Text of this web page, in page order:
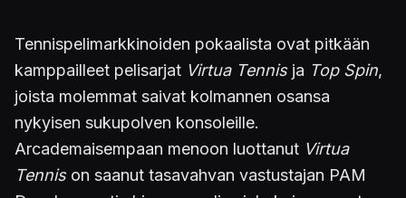
Tennispelimarkkinoiden pokaalista ovat pitkään
kamppailleet pelisarjat Virtua Tennisja Top Spin,
joista molemmat saivat kolmannen osansa
nykyisen sukupolven konsoleille.
Arcademaisempaan menoon luottanut Virtua
Tennison saanut tasavahvan vastustajan PAM